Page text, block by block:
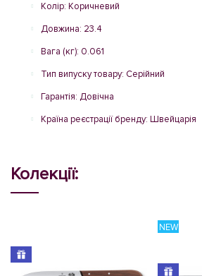
Колір: Коричневий
Довжина: 23.4
Вага (кг): 0.061
Тип випуску товару: Серійний
Гарантія: Довічна
Країна реєстрації бренду: Швейцарія
Колекції:
NEW